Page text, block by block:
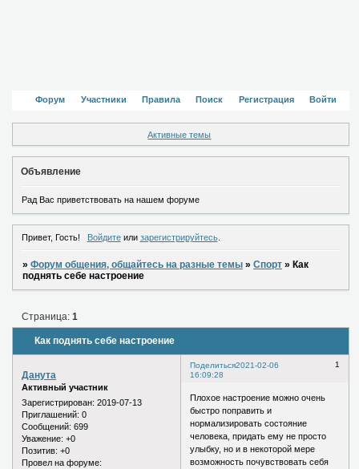
Форум Участники Правила Поиск Регистрация Войти
Активные темы
Объявление
Рад Вас приветствовать на нашем форуме
Привет, Гость! Войдитеили зарегистрируйтесь.
»Форум общения, общайтесь на разные темы »Спорт »Как
поднять себе настроение
Как поднять себе настроение
Страница:1
Поделиться 1
2021-02-06
16:09:28
Данута
Активный участник
Зарегистрирован: 2019-07-13
Приглашений: 0
Сообщений: 699
Уважение: +0
Позитив: +0
Провел на форуме:
Плохое настроение можно очень
быстро поправить и
нормализировать состояние
человека, придать ему не просто
улыбку, но и в некоторой мере
возможность почувствовать себя